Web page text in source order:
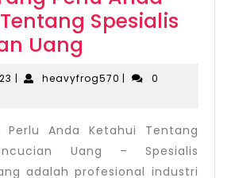
Spesialis
Uang
Yang
Perlu
Ketahui
Tentang
April
| heavyfrog570 heavyfrog570
|
0
Perlu Anda Ketahui Tentang
Uang – Spesialis
adalah profesional industri